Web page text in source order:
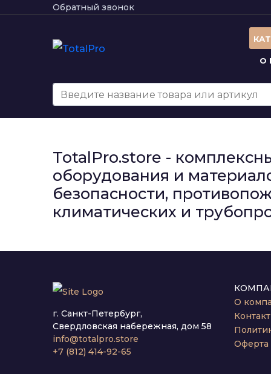
Обратный звонок
О
TotalPro.store -
оборудования и
безопасности,
климатических и
г. Санкт-Петербург,
Свердловская набережная, дом 58
info@totalpro.store
+7 (812) 414-92-65
О
Оферта